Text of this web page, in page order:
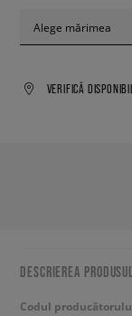
Alege mărimea
VERIFICĂ
DESCRIEREA
Codul